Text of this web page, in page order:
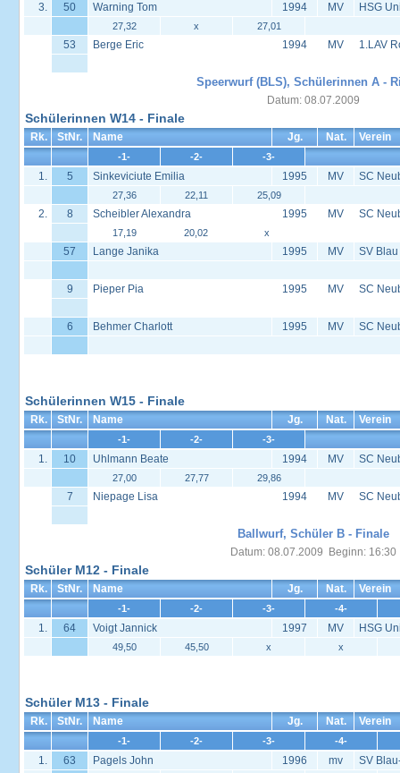
3. 50 Warning Tom 1994 MV HSG
27,32 x 27,01
53 Berge Eric 1994 MV 1.LAV
Speerwurf (BLS), Schülerinnen A -
Datum: 08.07.2009
Schülerinnen W14 - Finale
Rk. StNr. Name Jg. Nat. Verein
-1- -2- -3-
1. 5 Sinkeviciute Emilia 1995 MV SC
27,36 22,11 25,09
2. 8 Scheibler Alexandra 1995 MV SC
17,19 20,02 x
57 Lange Janika 1995 MV SV
9 Pieper Pia 1995 MV SC
6 Behmer Charlott 1995 MV SC
Schülerinnen W15 - Finale
Rk. StNr. Name Jg. Nat. Verein
-1- -2- -3-
1. 10 Uhlmann Beate 1994 MV SC
27,00 27,77 29,86
7 Niepage Lisa 1994 MV SC
Ballwurf, Schüler B - Finale
Datum: 08.07.2009 Beginn: 16:30
Schüler M12 - Finale
Rk. StNr. Name Jg. Nat. Verein
-1- -2- -3- -4-
1. 64 Voigt Jannick 1997 MV HSG
49,50 45,50 x x
Schüler M13 - Finale
Rk. StNr. Name Jg. Nat. Verein
-1- -2- -3- -4-
1. 63 Pagels John 1996 mv SV